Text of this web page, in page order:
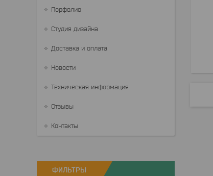
Порфолио
Студия дизайна
Доставка и оплата
Новости
Техническая информация
Отзывы
Контакты
ФИЛЬТРЫ